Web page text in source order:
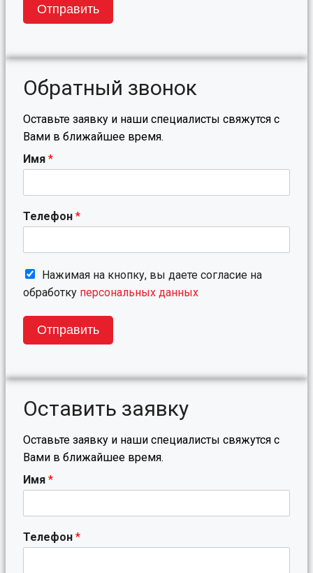
Отправить
Обратный звонок
Оставьте заявку и наши специалисты свяжутся с
Вами в ближайшее время.
Имя *
Телефон *
Нажимая на кнопку, вы даете согласие на
обработку персональных данных
Отправить
Оставить заявку
Оставьте заявку и наши специалисты свяжутся с
Вами в ближайшее время.
Имя *
Телефон *